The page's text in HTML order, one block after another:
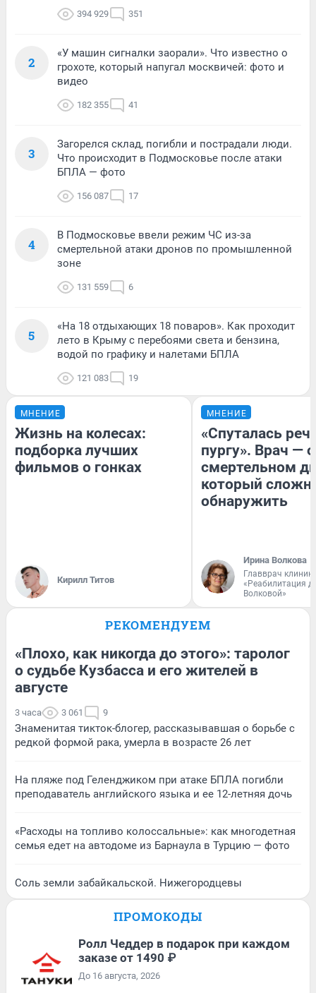
394 929 351
2
«У машин сигналки заорали». Что известно о
грохоте, который напугал москвичей: фото и
видео
182 355 41
3
Загорелся склад, погибли и пострадали люди.
Что происходит в Подмосковье после атаки
БПЛА — фото
156 087 17
4
В Подмосковье ввели режим ЧС из-за
смертельной атаки дронов по промышленной
зоне
131 559 6
5
«На 18 отдыхающих 18 поваров». Как проходит
лето в Крыму с перебоями света и бензина,
водой по графику и налетами БПЛА
121 083 19
МНЕНИЕ
Жизнь на колесах:
подборка лучших
фильмов о гонках
Кирилл Титов
МНЕНИЕ
«Спуталась
пургу». Врач — о
смертельном
который
обнаружить
Ирина Волкова
Главврач
«Реабилитация
Волковой»
РЕКОМЕНДУЕМ
«Плохо, как никогда до этого»: таролог
о судьбе Кузбасса и его жителей в
августе
3 часа 3 061 9
Знаменитая тикток-блогер, рассказывавшая о борьбе с
редкой формой рака, умерла в возрасте 26 лет
На пляже под Геленджиком при атаке БПЛА погибли
преподаватель английского языка и ее 12-летняя дочь
«Расходы на топливо колоссальные»: как многодетная
семья едет на автодоме из Барнаула в Турцию — фото
Соль земли забайкальской. Нижегородцевы
ПРОМОКОДЫ
Ролл Чеддер в подарок при каждом
заказе от 1490 ₽
До 16 августа, 2026